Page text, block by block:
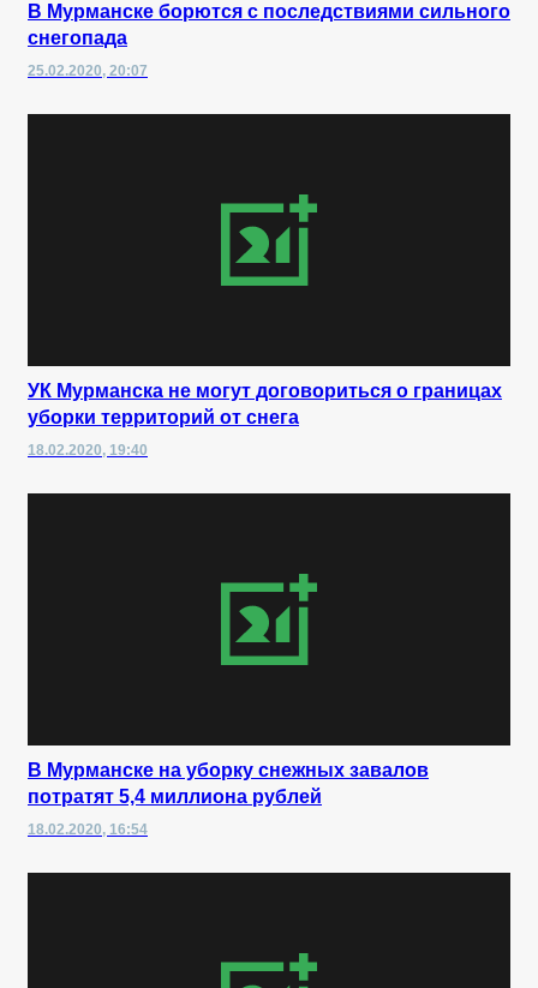
В Мурманске борются с последствиями сильного
снегопада
25.02.2020, 20:07
УК Мурманска не могут договориться о границах
уборки территорий от снега
18.02.2020, 19:40
В Мурманске на уборку снежных завалов
потратят 5,4 миллиона рублей
18.02.2020, 16:54